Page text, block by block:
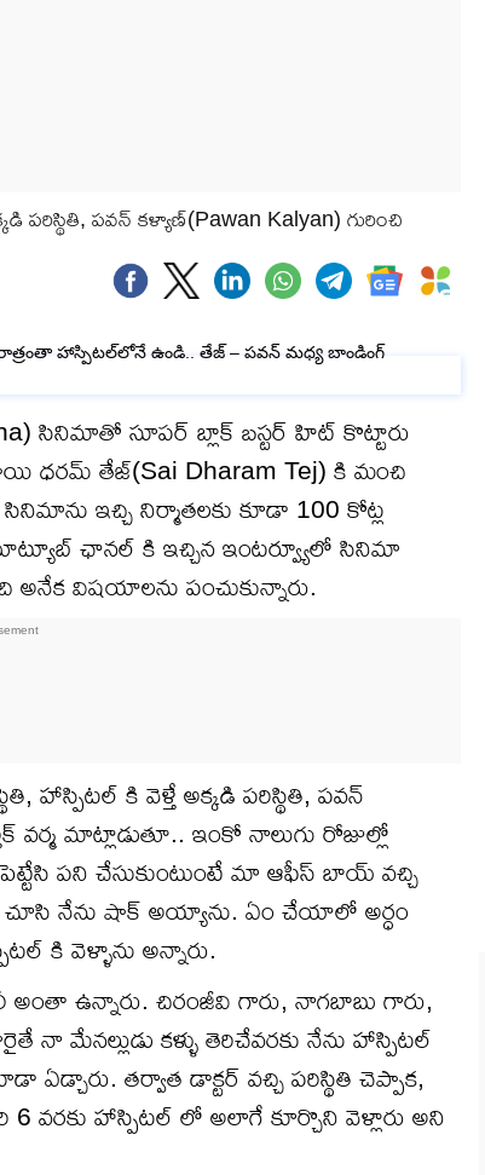
పరిస్థితి, పవన్ కళ్యాణ్(Pawan Kalyan) గురించి
సినిమాతో సూపర్ బ్లాక్ బస్టర్ హిట్ కొట్టారు
సాయి ధరమ్ తేజ్(Sai Dharam Tej) కి మంచి
ఇచ్చి నిర్మాతలకు కూడా 100 కోట్ల
ఛానల్ కి ఇచ్చిన ఇంటర్వ్యూలో సినిమా
అనేక విషయాలను పంచుకున్నారు.
హాస్పిటల్ కి వెళ్తే అక్కడి పరిస్థితి, పవన్
వర్మ మాట్లాడుతూ.. ఇంకో నాలుగు రోజుల్లో
పని చేసుకుంటుంటే మా ఆఫీస్ బాయ్ వచ్చి
నేను షాక్ అయ్యాను. ఏం చేయాలో అర్ధం
కి వెళ్ళాను అన్నారు.
ఉన్నారు. చిరంజీవి గారు, నాగబాబు గారు,
నా మేనల్లుడు కళ్ళు తెరిచేవరకు నేను హాస్పిటల్
ఏడ్చారు. తర్వాత డాక్టర్ వచ్చి పరిస్థితి చెప్పాక,
6 వరకు హాస్పిటల్ లో అలాగే కూర్చొని వెళ్లారు అని